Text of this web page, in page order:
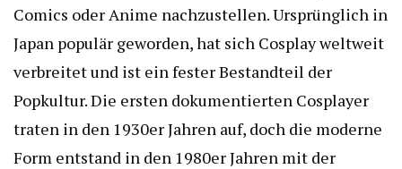
Comics oder Anime nachzustellen. Ursprünglich in
Japan populär geworden, hat sich Cosplay weltweit
verbreitet und ist ein fester Bestandteil der
Popkultur. Die ersten dokumentierten Cosplayer
traten in den 1930er Jahren auf, doch die moderne
Form entstand in den 1980er Jahren mit der